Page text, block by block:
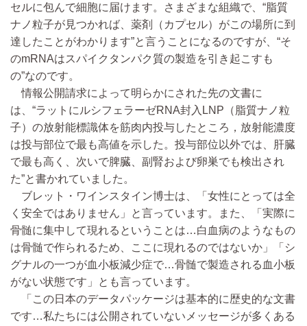
セルに包んで細胞に届けます。さまざまな組織で、“脂質
ナノ粒子が見つかれば、薬剤（カプセル）がこの場所に到
達したことがわかります”と言うことになるのですが、“そ
のmRNAはスパイクタンパク質の製造を引き起こすも
の”なのです。
情報公開請求によって明らかにされた先の文書に
は、“ラットにルシフェラーゼRNA封入LNP（脂質ナノ粒
子）の放射能標識体を筋肉内投与したところ，放射能濃度
は投与部位で最も高値を示した。投与部位以外では、肝臓
で最も高く、次いで脾臓、副腎および卵巣でも検出され
た”と書かれていました。
ブレット・ワインスタイン博士は、「女性にとっては全
く安全ではありません」と言っています。また、「実際に
骨髄に集中して現れるということは…白血病のようなもの
は骨髄で作られるため、ここに現れるのではないか」「シ
グナルの一つが血小板減少症で…骨髄で製造される血小板
がない状態です」とも言っています。
「この日本のデータパッケージは基本的に歴史的な文書
です…私たちには公開されていないメッセージが多くある